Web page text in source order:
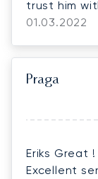
trust him
01.03.2022
Praga
Eriks Great ! Thank you for your again for
Excellent service This was my